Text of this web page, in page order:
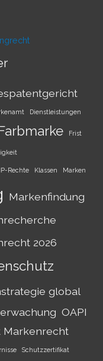
Dienstleistungen
Frist
IP-Rechte Klassen Marken
Markenfindung
2026
global
OAPI
Markenrecht
Schutzzertifikat